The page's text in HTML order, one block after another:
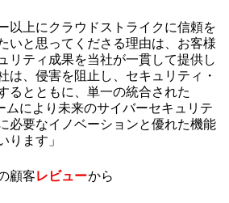
以上にクラウドストライクに信頼を
いと思ってくださる理由は、お客様
リティ成果を当社が一貫して提供し
は、侵害を阻止し、セキュリティ・
るとともに、単一の統合された
ムにより未来のサイバーセキュリテ
必要なイノベーションと優れた機能
ります」
顧客レビューから